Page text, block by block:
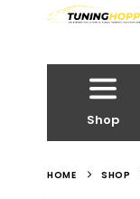
Shop
HOME SHOP